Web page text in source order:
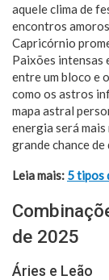
aquele clima de
encontros
Capricórnio
Paixões intensas
entre um bloco e
como os astros
mapa astral
energia será
grande chance
Leia mais: 5 tipos
de 2025
Áries e Leão